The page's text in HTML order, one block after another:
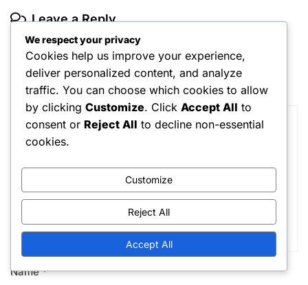
Leave a Reply
Your email address will not be published.
marked*
Comment *
Name*
We respect your privacy
Cookies help us improve your experience,
deliver personalized content, and analyze
traffic. You can choose which cookies to allow
by clicking Customize. Click Accept All to
consent or Reject All to decline non-essential
cookies.
Customize
Reject All
Accept All